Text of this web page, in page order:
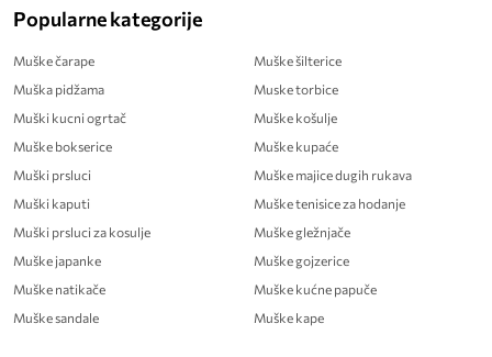
Popularne kategorije
Muške čarape
Muška pidžama
Muški kucni ogrtač
Muške bokserice
Muški prsluci
Muški kaputi
Muški prsluci za kosulje
Muške japanke
Muške natikače
Muške sandale
Muške šilterice
Muske torbice
Muške košulje
Muške kupaće
Muške majice dugih rukava
Muške tenisice za hodanje
Muške gležnjače
Muške gojzerice
Muške kućne papuče
Muške kape